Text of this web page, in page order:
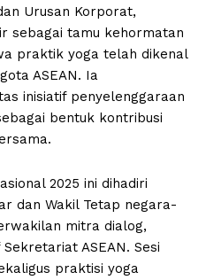
Urusan Korporat,
sebagai tamu kehormatan
praktik yoga telah dikenal
ASEAN. Ia
inisiatif penyelenggaraan
bentuk kontribusi
2025 ini dihadiri
dan Wakil Tetap negara-
mitra dialog,
ASEAN. Sesi
praktisi yoga